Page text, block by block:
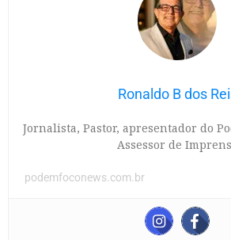
Ronaldo B dos
Jornalista, Pastor, apresentador do
Assessor de
podemfoconews.com.br